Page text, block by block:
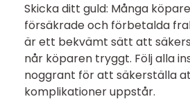
Skicka ditt guld: Många
försäkrade och förbetalda
är ett bekvämt sätt att
når köparen tryggt. Följ alla
noggrant för att säkerställa
komplikationer uppstår.